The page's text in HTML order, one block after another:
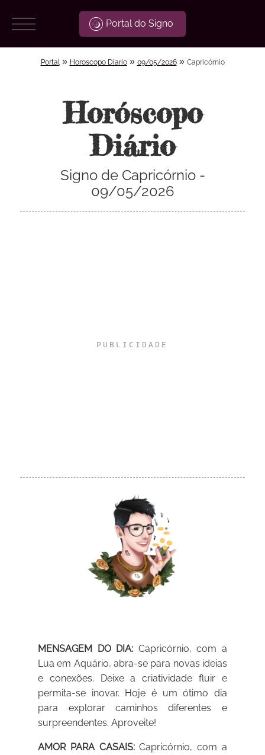
Portal do Signo
Portal » Horoscopo Diario» 09/05/2026» Capricórnio
Horóscopo
Diário
Signo de Capricórnio -
09/05/2026
MENSAGEM DO DIA: Capricórnio, com a
Lua em Aquário, abra-se para novas ideias
e conexões. Deixe a criatividade fluir e
permita-se inovar. Hoje é um ótimo dia
para explorar caminhos diferentes e
surpreendentes. Aproveite!
AMOR PARA CASAIS:Capricórnio, com a